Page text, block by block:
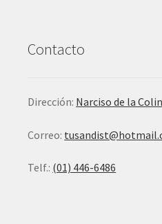
Contacto
Dirección: Narciso de la
Correo:
Telf.: (01) 446-6486